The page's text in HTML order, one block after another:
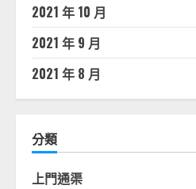
2021 年 10 月
2021 年 9 月
2021 年 8 月
分類
上門通渠